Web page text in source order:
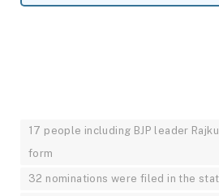
17 people including BJP leader
form
32 nominations were filed in the